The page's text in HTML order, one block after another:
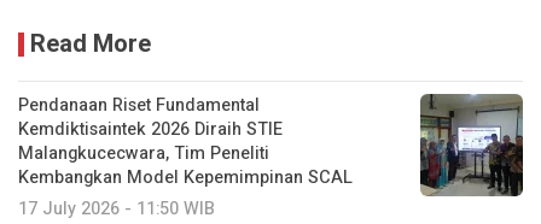
Read More
Pendanaan Riset Fundamental
Kemdiktisaintek 2026 Diraih STIE
Malangkucecwara, Tim Peneliti
Kembangkan Model Kepemimpinan SCAL
17 July 2026 - 11:50 WIB